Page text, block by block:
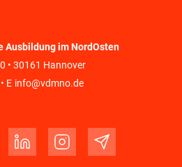
Ausbildung im NordOsten
• 30161 Hannover
• E info@vdmno.de